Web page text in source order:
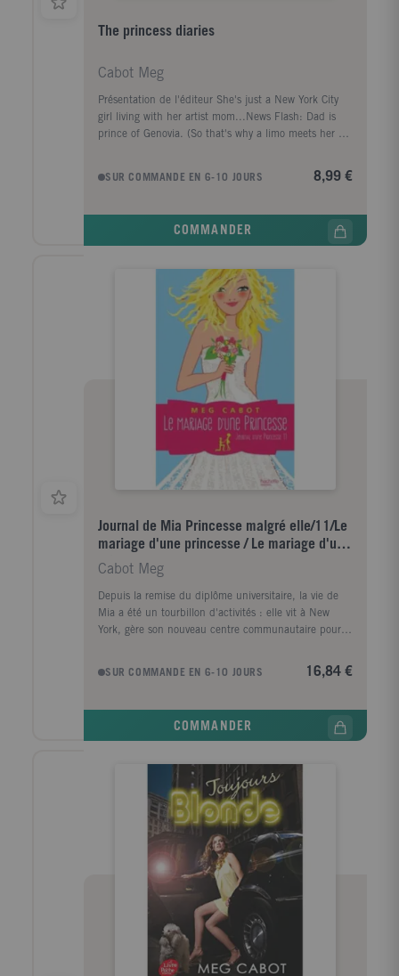
The princess diaries
Cabot Meg
Présentation de l'éditeur She's just a New York City
girl living with her artist mom...News Flash: Dad is
prince of Genovia. (So that's why a limo meets her at
(So no heir to the throne.) Shock of the Century: Like
it or not, Mia Thermopolis is prime princess material.
thinks Mia has a thing or two to learn before she
her until he's royal-blue in the face about her
princessly duty -- no way is she moving to Genovia
and leaving Manhattan behind. But what's a girl to
do when her name is Princess Amelia Mignonette
Grimaldi Thermopolis Renaldo... --Ce texte fait
référence à une édition épuisée ou non disponible de
SUR COMMANDE EN 6-10 JOURS 8,99 €
COMMANDER
Journal de Mia Princesse malgré elle/11/Le
mariage d'une princesse / Le mariage d'une
princesse
Cabot Meg
Depuis la remise du diplôme universitaire, la vie de
Mia a été un tourbillon d'activités : elle vit à New
York, gère son nouveau centre communautaire pour
d'engagements, Michael a réussi à soustraire Mia à
Bien sûr, Mia n'a pas eu besoin de consulter son
Malheureusement, un scandale est venu gâcher le
bonheur de Mia : sa grand-mère a livré de fausses
informations sur son mariage à la presse, et Michael a
pris la fuite. Pire, un politicien essaie de contraindre
le père de Mia de renoncer au trône? et tout cela à
cause d'un secret qui pourrait laisser Genovia sans
roi. Mia parviendra-t-elle à prouver à tout le monde ?
et surtout à elle-même ? qu'elle n'est pas seulement
prête à se marier mais également à régner ?
SUR COMMANDE EN 6-10 JOURS 16,84 €
COMMANDER